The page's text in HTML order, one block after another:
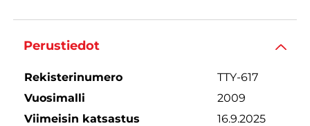
Perustiedot
Rekisterinumero
TTY-617
Vuosimalli
2009
Viimeisin katsastus
16.9.2025